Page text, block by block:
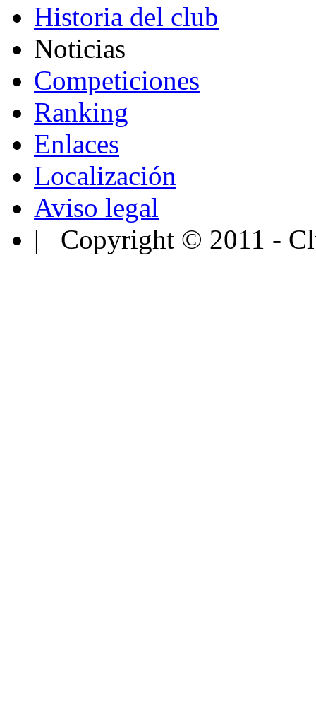
Historia del club
Noticias
Competiciones
Ranking
Enlaces
Localización
Aviso legal
| Copyright © 2011 -